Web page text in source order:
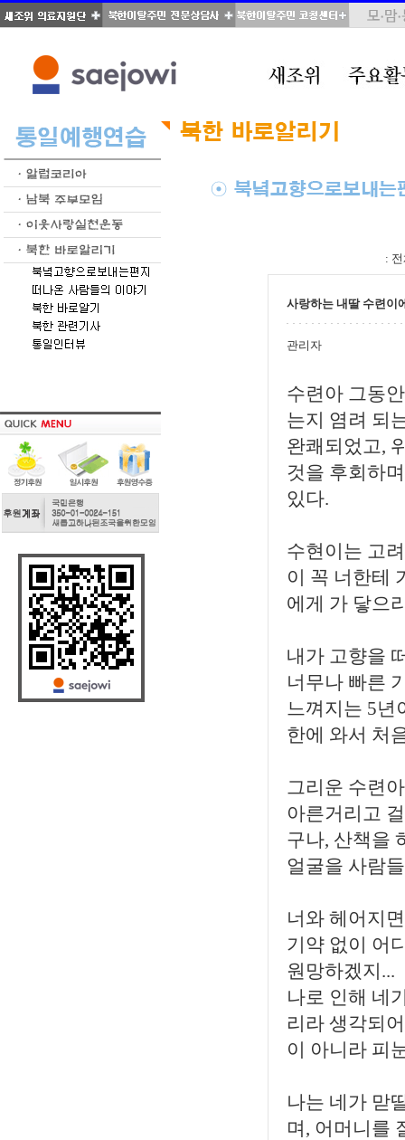
:
사랑하는 내딸 수련이
관리자
수련아 그동
는지 염려 되
완쾌되었고,
것을 후회하
있다.
수현이는 고
이 꼭 너한테
에게 가 닿으
내가 고향을
너무나 빠른
느껴지는 5년
한에 와서 처
그리운 수련
아른거리고
구나, 산책을
얼굴을 사람
너와 헤어지
기약 없이 어
원망하겠지...
나로 인해 네
리라 생각되
이 아니라 피
나는 네가 맏
며, 어머니를